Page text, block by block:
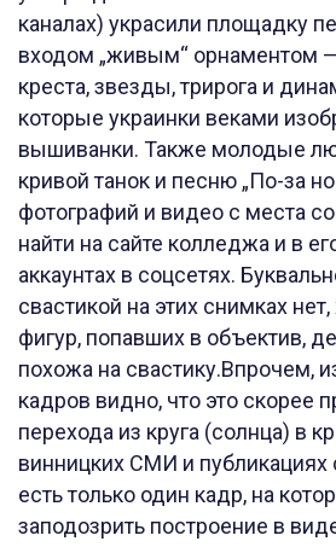
каналах) украсили площадку
входом „живым“ орнаментом
креста, звезды, трирога и
которые украинки веками
вышиванки. Также молодые
кривой танок и песню „По-за
фотографий и видео с места
найти на сайте колледжа и в
аккаунтах в соцсетях.
свастикой на этих снимках
фигур, попавших в объектив,
похожа на свастику.Впрочем,
кадров видно, что это скорее
перехода из круга (солнца) в
винницких СМИ и публикациях
есть только один кадр, на
заподозрить построение в